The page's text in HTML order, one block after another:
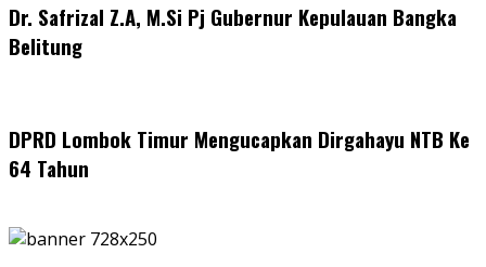
Dr. Safrizal Z.A, M.Si Pj Gubernur Kepulauan Bangka
Belitung
DPRD Lombok Timur Mengucapkan Dirgahayu NTB Ke
64 Tahun